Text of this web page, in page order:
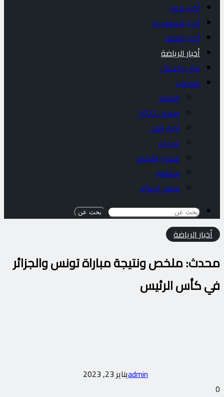
أخبار مصر
أخبار السعودية
أخبار العالم
أخبار الرياضة
مال واعمال
منوعات
التعليم
رمضان 2023
أخبار الفن
ترددات
تفسير الأحلام
مشاهير
مطبخ المرأه
بحث عن
أخبار الرياضة
محدث: ملخص ونتيجة مباراة تونس والجزائر
في كأس الرئيس
adminيناير 23, 2023
0